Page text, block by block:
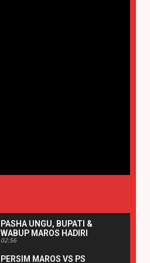
PASHA UNGU, BUPATI &
WABUP MAROS HADIRI
PERESMIAN ALUN-ALUN
02:56
PERSIM MAROS VS PS